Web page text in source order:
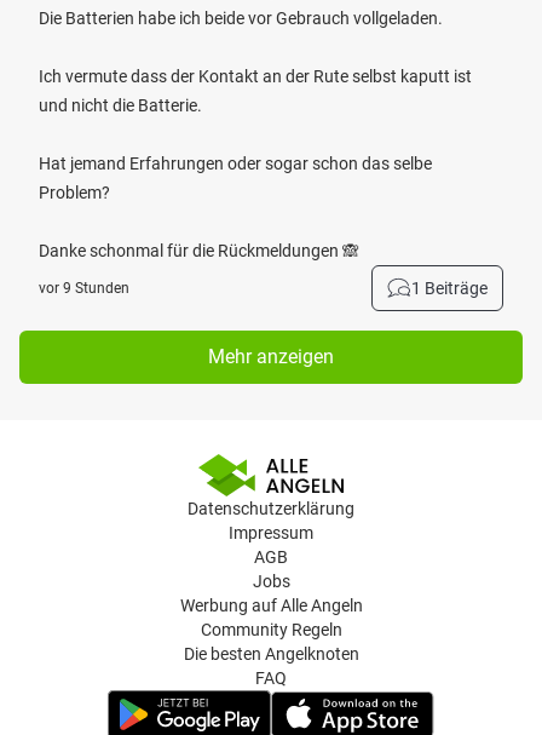
Die Batterien habe ich beide vor Gebrauch vollgeladen.
Ich vermute dass der Kontakt an der Rute selbst kaputt ist
und nicht die Batterie.
Hat jemand Erfahrungen oder sogar schon das selbe
Problem?
Danke schonmal für die Rückmeldungen 🙈
vor 9 Stunden 1 Beiträge
Mehr anzeigen
Datenschutzerklärung
Impressum
AGB
Jobs
Werbung auf Alle Angeln
Community Regeln
Die besten Angelknoten
FAQ